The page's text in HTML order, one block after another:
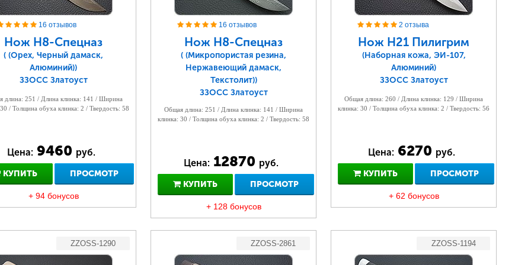
16 отзывов
Нож Н8-Спецназ
( (Орех, Черный дамаск,
Алюминий))
ЗЗОСС Златоуст
длина: 251 / Длина клинка: 141 / Ширина
/ Толщина обуха клинка: 2 / Твердость: 58
Цена: 9460 руб.
КУПИТЬ ПРОСМОТР
+ 94 бонусов
16 отзывов
Нож Н8-Спецназ
( (Микропористая резина,
Нержавеющий дамаск,
Текстолит))
ЗЗОСС Златоуст
Общая длина: 251 / Длина клинка: 141 / Ширина
клинка: 30 / Толщина обуха клинка: 2 / Твердость: 58
Цена: 12870 руб.
КУПИТЬ ПРОСМОТР
+ 128 бонусов
2 отзыва
Нож Н21 Пилигрим
(Наборная кожа, ЭИ-107,
Алюминий)
ЗЗОСС Златоуст
Общая длина: 260 / Длина клинка: 129 / Ширина
клинка: 30 / Толщина обуха клинка: 2 / Твердость: 56
Цена: 6270 руб.
КУПИТЬ ПРОСМОТР
+ 62 бонусов
ZZOSS-1290 ZZOSS-2861 ZZOSS-1194